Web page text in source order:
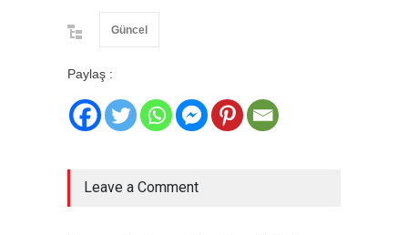
Güncel
Paylaş :
Leave a Comment